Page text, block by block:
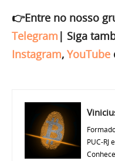
👉Entre no nosso
Telegram | Siga
Instagram, YouTube
PUC-